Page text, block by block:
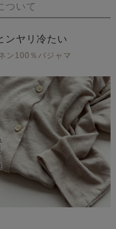
ついて
ンヤリ冷たい
ン100％パジャマ